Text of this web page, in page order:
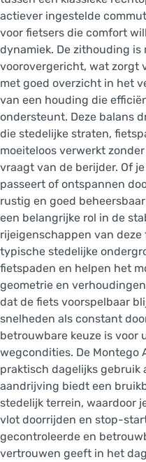
actiever ingestelde
voor fietsers die comfort
dynamiek. De zithouding
voorovergericht, wat zorgt
met goed overzicht in het
van een houding die
ondersteunt. Deze balans
die stedelijke straten,
moeiteloos verwerkt
vraagt van de berijder. Of
passeert of ontspannen
rustig en goed
een belangrijke rol in de
rijeigenschappen van deze
typische stedelijke
fietspaden en helpen het
geometrie en
dat de fiets voorspelbaar
snelheden als constant
betrouwbare keuze is voor
wegcondities. De Montego
praktisch dagelijks gebruik
aandrijving biedt een
stedelijk terrein, waardoor
vlot doorrijden en stop-
gecontroleerde en
vertrouwen geeft in het